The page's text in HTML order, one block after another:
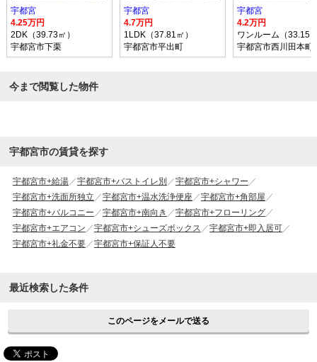
宇都宮
4.25万円
2DK（39.73㎡）
宇都宮市下栗
宇都宮
4.7万円
1LDK（37.81㎡）
宇都宮市平出町
宇都宮
4.2万円
ワンルーム（33.15
宇都宮市西川田本町
今まで閲覧した物件
宇都宮市の賃貸を探す
宇都宮市+給湯 宇都宮市+バストイレ別
宇都宮市+シャワー
宇都宮市+洗面所独立
宇都宮市+温水洗浄便座
宇都宮市+角部屋
宇都宮市+バルコニー
宇都宮市+南向き
宇都宮市+フローリング
宇都宮市+エアコン
宇都宮市+シューズボックス
宇都宮市+即入居可
宇都宮市+礼金不要
宇都宮市+保証人不要
最近検索した条件
このページをメールで送る